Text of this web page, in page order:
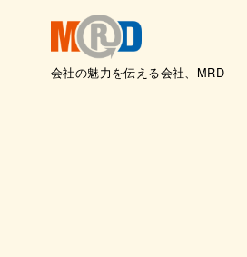
会社の魅力を伝える会社、MRD